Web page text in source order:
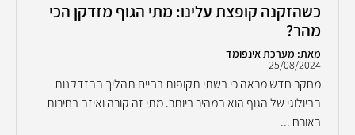
כשהזקנה קופצת עלינו: מתי הגוף מזדקן הכי
מהר?
מאת: מערכת אינפומד
25/08/2024
מחקר חדש מראה כי בשתי תקופות בחיים תהליך ההזדקנות
הביולוגי של הגוף הוא המהיר ביותר. מתי זה קורה ואיזה בחירות
באורח ...